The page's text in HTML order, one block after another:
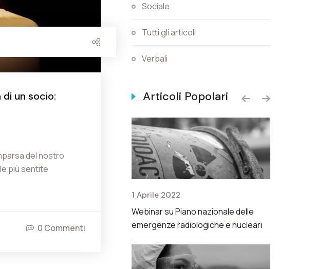
un socio:
del nostro
più sentite
0 Commenti
Sociale
Tutti gli articoli
Verbali
Articoli Popolari
– ER Webinar gratuito 18
2025 con crediti EdR
1 Aprile 2022
Webinar su Piano nazionale delle
emergenze radiologiche e nucleari